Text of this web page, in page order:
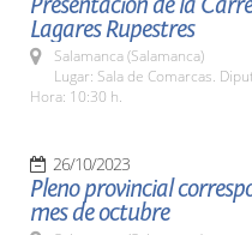
Lagares Rupestres
Salamanca (Salamanca)
Lugar: Sala de Comarcas.
Hora: 10:30 h.
26/10/2023
Pleno provincial
mes de octubre